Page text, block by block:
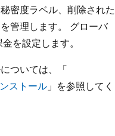
密度ラベル、削除された
管理します。 グローバ
を設定します。
ついては、「
ストール 」を参照してく